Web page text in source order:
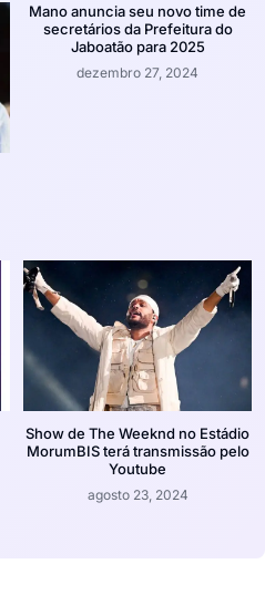
Mano anuncia seu novo time de
secretários da Prefeitura do
Jaboatão para 2025
dezembro 27, 2024
Show de The Weeknd no Estádio
MorumBIS terá transmissão pelo
Youtube
agosto 23, 2024